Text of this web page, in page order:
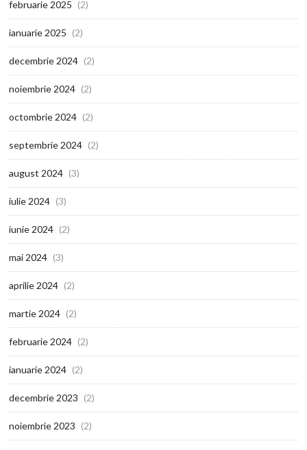
februarie 2025 (2)
ianuarie 2025 (2)
decembrie 2024 (2)
noiembrie 2024 (2)
octombrie 2024 (2)
septembrie 2024 (2)
august 2024 (3)
iulie 2024 (3)
iunie 2024 (2)
mai 2024 (3)
aprilie 2024 (2)
martie 2024 (2)
februarie 2024 (2)
ianuarie 2024 (2)
decembrie 2023 (2)
noiembrie 2023 (2)